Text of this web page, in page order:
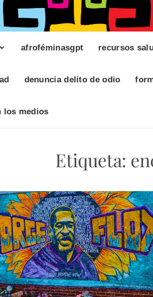
afroféminasgpt recursos
denuncia delito de odio
los medios
Etiqueta: